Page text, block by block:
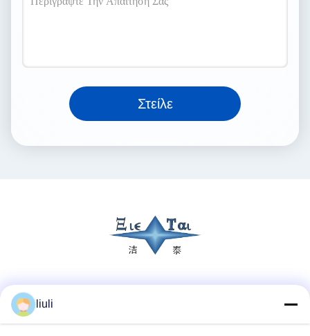
Στείλε
liuli